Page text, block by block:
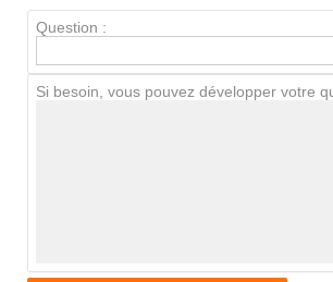
Chien / chat
Pseudo :
Question :
Si besoin, vous pouvez développer votre